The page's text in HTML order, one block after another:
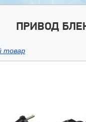
ПРИВОД
товар